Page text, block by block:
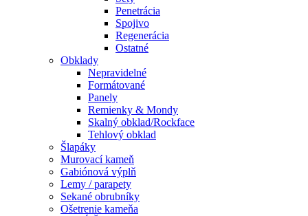
Penetrácia
Spojivo
Regenerácia
Ostatné
Obklady
Nepravidelné
Formátované
Panely
Remienky & Mondy
Skalný obklad/Rockface
Tehlový obklad
Šlapáky
Murovací kameň
Gabiónová výplň
Lemy / parapety
Sekané obrubníky
Ošetrenie kameňa